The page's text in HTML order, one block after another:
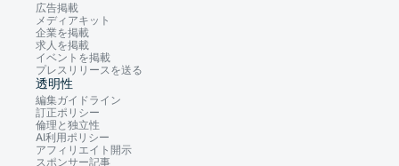
広告掲載
メディアキット
企業を掲載
求人を掲載
イベントを掲載
プレスリリースを送る
透明性
編集ガイドライン
訂正ポリシー
倫理と独立性
AI利用ポリシー
アフィリエイト開示
スポンサー記事